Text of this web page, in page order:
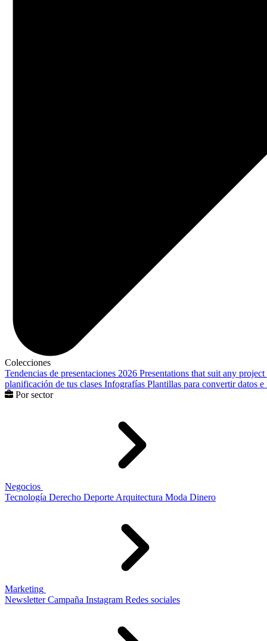
Colecciones
Tendencias de presentaciones 2026 Presentations that suit any project
planificación de tus clases Infografías Plantillas para convertir datos
Por sector
Negocios
Tecnología Derecho Deporte Arquitectura Moda Dinero
Marketing
Newsletter Campaña Instagram Redes sociales